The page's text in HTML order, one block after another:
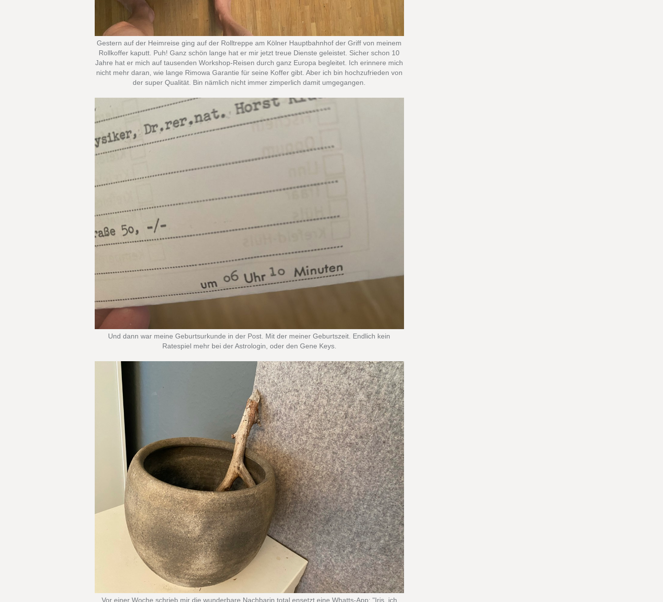
Gestern auf der Heimreise ging auf der Rolltreppe am Kölner Hauptbahnhof der Griff von meinem
Rollkoffer kaputt. Puh! Ganz schön lange hat er mir jetzt treue Dienste geleistet. Sicher schon 10
Jahre hat er mich auf tausenden Workshop-Reisen durch ganz Europa begleitet. Ich erinnere mich
nicht mehr daran, wie lange Rimowa Garantie für seine Koffer gibt. Aber ich bin hochzufrieden von
der super Qualität. Bin nämlich nicht immer zimperlich damit umgegangen.
Und dann war meine Geburtsurkunde in der Post. Mit der meiner Geburtszeit. Endlich kein
Ratespiel mehr bei der Astrologin, oder den Gene Keys.
Vor einer Woche schrieb mir die wunderbare Nachbarin total ensetzt eine Whatts-App: "Iris, ich